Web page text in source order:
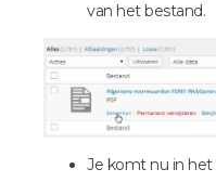
van het bestand.
Je komt nu in